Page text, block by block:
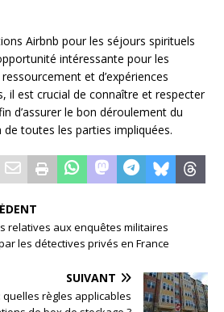
Airbnb pour les séjours spirituels
intéressante pour les
et d’expériences
il est crucial de connaître et respecter
d’assurer le bon déroulement du
toutes les parties impliquées.
relatives aux enquêtes militaires
les détectives privés en France
SUIVANT
règles applicables